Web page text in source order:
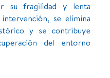
su fragilidad y lenta
se elimina
y se contribuye
del entorno